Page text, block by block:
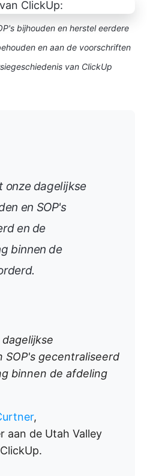
bijhouden en herstel eerdere
en aan de voorschriften
van ClickUp
onze dagelijkse
en SOP's
en de
binnen de
SOP's gecentraliseerd
binnen de afdeling
,
aan de Utah Valley